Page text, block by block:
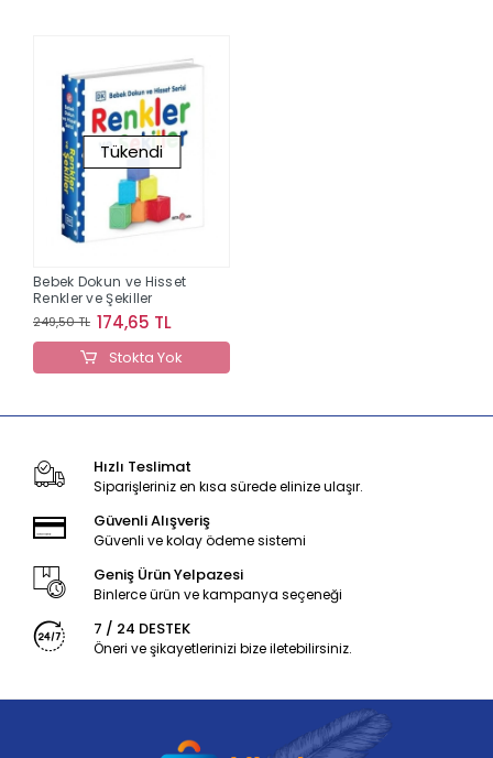
Tükendi
Bebek Dokun ve Hisset
Renkler ve Şekiller
249,50 TL 174,65 TL
Stokta Yok
Hızlı Teslimat
Siparişleriniz en kısa sürede elinize ulaşır.
Güvenli Alışveriş
Güvenli ve kolay ödeme sistemi
Geniş Ürün Yelpazesi
Binlerce ürün ve kampanya seçeneği
7 / 24 DESTEK
Öneri ve şikayetlerinizi bize iletebilirsiniz.